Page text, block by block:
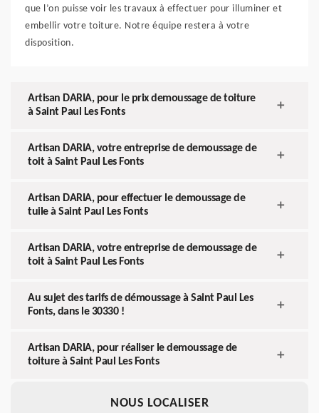
que l’on puisse voir les travaux à effectuer pour illuminer et
embellir votre toiture. Notre équipe restera à votre
disposition.
Artisan DARIA, pour le prix demoussage de toiture
à Saint Paul Les Fonts
Artisan DARIA, votre entreprise de demoussage de
toit à Saint Paul Les Fonts
Artisan DARIA, pour effectuer le demoussage de
tuile à Saint Paul Les Fonts
Artisan DARIA, votre entreprise de demoussage de
toit à Saint Paul Les Fonts
Au sujet des tarifs de démoussage à Saint Paul Les
Fonts, dans le 30330 !
Artisan DARIA, pour réaliser le demoussage de
toiture à Saint Paul Les Fonts
NOUS LOCALISER